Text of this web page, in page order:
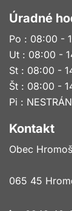
Úradné
Po : 08:00 -
Ut : 08:00 -
St : 08:00 -
Št : 08:00 -
Pi :
Kontakt
Obec Hromoš
065 45